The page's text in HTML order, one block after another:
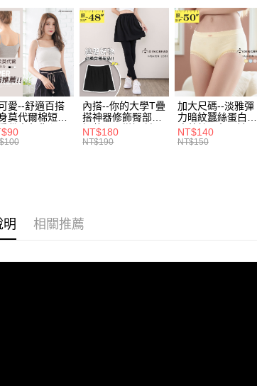
愛--舒適百搭
莫代爾棉短版
帶素色背心
黑.灰L-2L)-
內搭--你的大學T疊
搭神器修飾臀部下
擺萬用內搭裙/遮臀
裙(黑2L-6L)-Q155
NT$180
NT$190
加大尺碼--淡雅彈
力暗紋蠶絲蛋白無
痕蕾絲三角內褲
(白.粉.藍.黃XL-
NT$140
NT$150
明 相關推薦